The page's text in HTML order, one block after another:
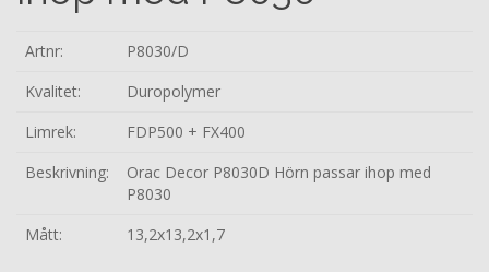
Artnr:
P8030/D
Kvalitet:
Duropolymer
Limrek:
FDP500 + FX400
Beskrivning:
Orac Decor P8030D Hörn passar ihop med
P8030
Mått:
13,2x13,2x1,7